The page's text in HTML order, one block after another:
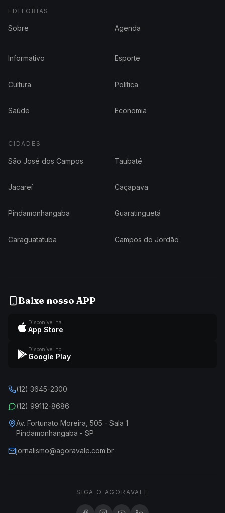
EDITORIAS
Sobre Agenda
Informativo Esporte
Cultura Política
Saúde Economia
CIDADES
São José dos Campos Taubaté
Jacareí Caçapava
Pindamonhangaba Guaratinguetá
Caraguatatuba Campos do Jordão
Baixe nosso APP
Disponível na
App Store
Disponível no
Google Play
(12) 3645-2300
(12) 99112-8686
Av. Fortunato Moreira, 505 - Sala 1
Pindamonhangaba - SP
jornalismo@agoravale.com.br
SIGA O AGORAVALE